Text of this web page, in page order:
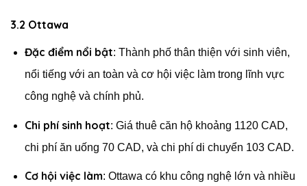
3.2 Ottawa
Đặc điểm nổi bật: Thành phố thân thiện với sinh viên,
nổi tiếng với an toàn và cơ hội việc làm trong lĩnh vực
công nghệ và chính phủ.
Chi phí sinh hoạt: Giá thuê căn hộ khoảng 1120 CAD,
chi phí ăn uống 70 CAD, và chi phí di chuyển 103 CAD.
Cơ hội việc làm: Ottawa có khu công nghệ lớn và nhiều